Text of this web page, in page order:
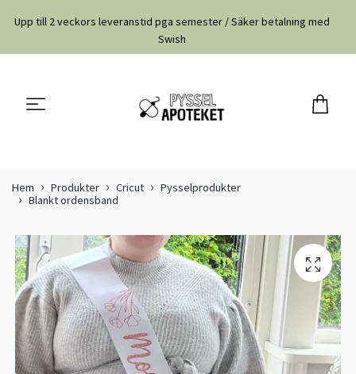
Upp till 2 veckors leveranstid pga semester / Säker betalning med
Swish
Hem Produkter Cricut
Pysselprodukter
Blankt ordensband